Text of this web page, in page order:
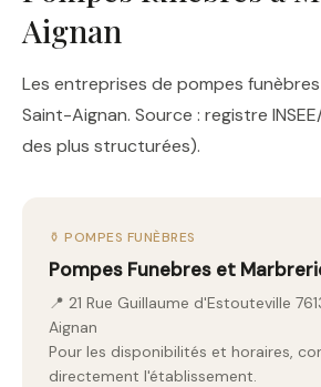
Aignan
Les entreprises de pompes
Saint-Aignan. Source : registre
des plus structurées).
⚱️ POMPES FUNÈBRES
Pompes Funebres et
📍 21 Rue Guillaume d'Estouteville
Aignan
Pour les disponibilités et horaires,
directement l'établissement.